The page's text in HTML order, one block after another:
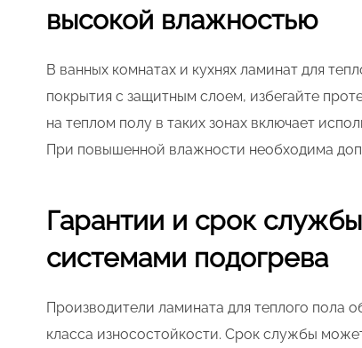
высокой влажностью
В ванных комнатах и кухнях ламинат для
покрытия с защитным слоем, избегайте
на теплом полу в таких зонах включает
При повышенной влажности необходима
Гарантии и срок
системами подогрева
Производители ламината для теплого пола
класса износостойкости. Срок службы